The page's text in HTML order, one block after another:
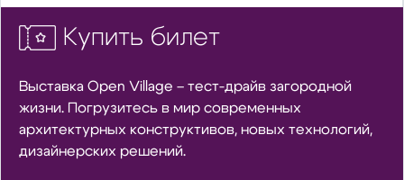
Купить билет
Выставка Open Village – тест-драйв загородной
жизни. Погрузитесь в мир современных
архитектурных конструктивов, новых технологий,
дизайнерских решений.